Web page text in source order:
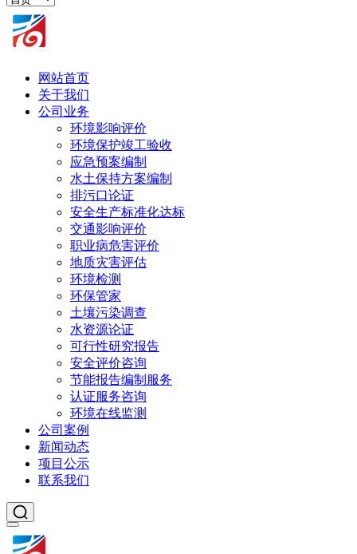
网站首页
关于我们
公司业务
环境影响评价
环境保护竣工验收
应急预案编制
水土保持方案编制
排污口论证
安全生产标准化达标
交通影响评价
职业病危害评价
地质灾害评估
环境检测
环保管家
土壤污染调查
水资源论证
可行性研究报告
安全评价咨询
节能报告编制服务
认证服务咨询
环境在线监测
公司案例
新闻动态
项目公示
联系我们